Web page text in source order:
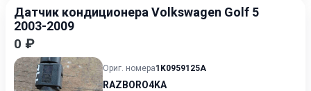
Датчик кондиционера Volkswagen Golf 5
2003-2009
0 ₽
Ориг. номера1K0959125A
RAZBORO4KA